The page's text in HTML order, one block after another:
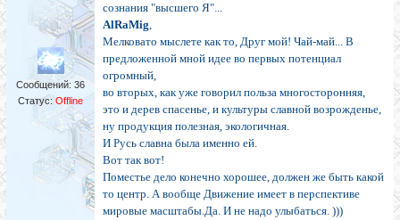
Сообщений: 36
Статус: Offline
сознания "высшего Я"...
AlRaMig,
Мелковато мыслете как то, Друг мой! Чай-май... В
предложенной мной идее во первых потенциал
огромный,
во вторых, как уже говорил польза многосторонняя,
это и дерев спасенье, и культуры славной возрожденье,
ну продукция полезная, экологичная.
И Русь славна была именно ей.
Вот так вот!
Поместье дело конечно хорошее, должен же быть какой
то центр. А вообще Движение имеет в перспективе
мировые масштабы.Да. И не надо улыбаться. )))